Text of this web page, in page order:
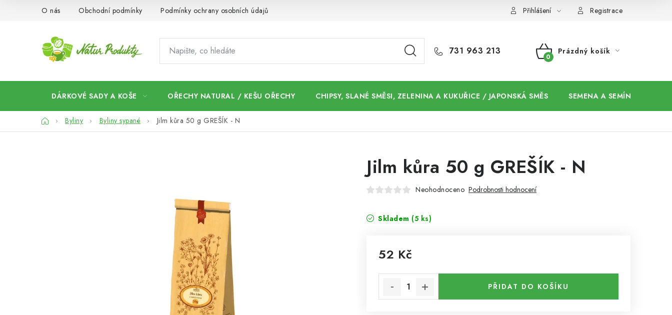
O nás Obchodní podmínky Podmínky ochrany osobních údajů Přihlášení Registrace
731 963 213
NÁKUPNÍ
Prázdný košík
DÁRKOVÉ SADY A KOŠE OŘECHY NATURAL / KEŠU OŘECHY CHIPSY, SLANÉ SMĚSI, ZELENINA A KUKUŘICE / JAPONSKÁ SMĚS SEMENA A SEMÍNKA / CHIA
DomůByliny Byliny sypané Jilm kůra 50 g GREŠÍK - N
Jilm kůra 50 g GREŠÍK - N
Neohodnoceno Podrobnosti hodnocení
Skladem (5 ks)
52 Kč
PŘIDAT DO KOŠÍKU